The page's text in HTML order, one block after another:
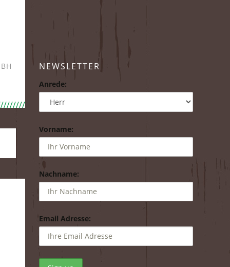
NEWSLETTER
Anrede:
Vorname:
Nachname:
Email Adresse: